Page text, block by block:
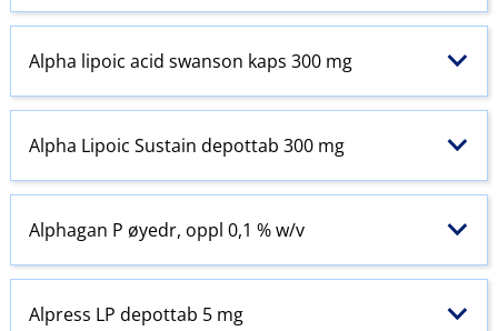
Alpha lipoic acid swanson kaps 300 mg
Alpha Lipoic Sustain depottab 300 mg
Alphagan P øyedr, oppl 0,1 % w​/​v
Alpress LP depottab 5 mg